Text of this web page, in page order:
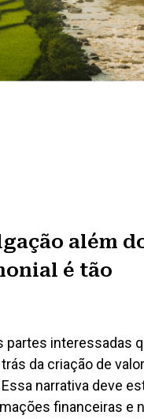
além
é tão
partes interessadas
da criação de
narrativa deve
financeiras e